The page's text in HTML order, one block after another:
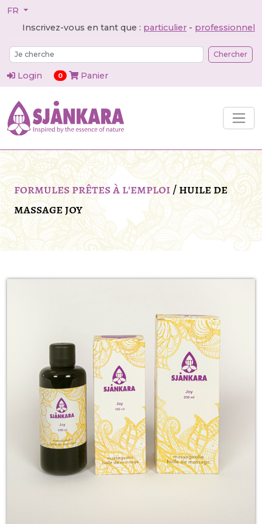
FR
Inscrivez-vous en tant que : particulier - professionnel
Chercher
Login 0articles dans le panier
Panier
formules prêtes à l'emploi/huile de
massage joy